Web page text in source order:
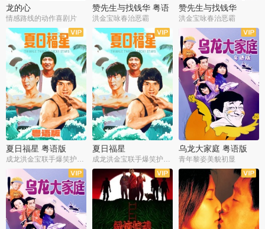
龙的心
情感路线的动作喜剧片
赞先生与找钱华 粤语
版
洪金宝咏春治恶霸
赞先生与找钱华
洪金宝咏春治恶霸
夏日福星 粤语版
成龙洪金宝联手爆笑护美女
夏日福星
成龙洪金宝联手爆笑护美女
乌龙大家庭 粤语版
青年黎姿美貌初显